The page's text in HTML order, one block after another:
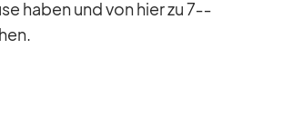
ha­ben und von hier zu 7‑­